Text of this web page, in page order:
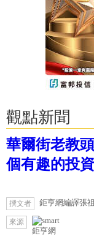
觀點新聞
華爾街老教
個有趣的投資
撰文者 鉅亨網編譯張
來源
鉅亨網